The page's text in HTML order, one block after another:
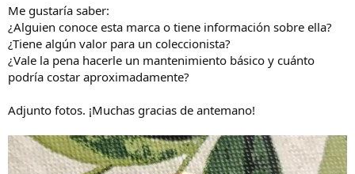
Me gustaría saber:
¿Alguien conoce esta marca o tiene información sobre ella?
¿Tiene algún valor para un coleccionista?
¿Vale la pena hacerle un mantenimiento básico y cuánto
podría costar aproximadamente?
Adjunto fotos. ¡Muchas gracias de antemano!